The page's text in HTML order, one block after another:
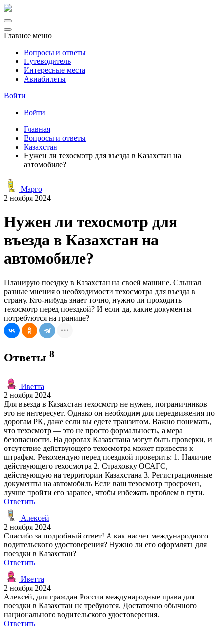
Главное меню
Вопросы и ответы
Путеводитель
Интересные места
Авиабилеты
Войти
Войти
Главная
Вопросы и ответы
Казахстан
Нужен ли техосмотр для въезда в Казахстан на
автомобиле?
Марго
2 ноября 2024
Нужен ли техосмотр для
въезда в Казахстан на
автомобиле?
Планирую поездку в Казахстан на своей машине. Слышал
разные мнения о необходимости техосмотра для въезда в
страну. Кто-нибудь знает точно, нужно ли проходить
техосмотр перед поездкой? И если да, какие документы
потребуются на границе?
Ответы 8
Иветта
2 ноября 2024
Для въезда в Казахстан техосмотр не нужен, пограничников
это не интересует. Однако он необходим для передвижения по
дорогам РК, даже если вы едете транзитом. Важно понимать,
что техосмотр — это не просто формальность, а мера
безопасности. На дорогах Казахстана могут быть проверки, и
отсутствие действующего техосмотра может привести к
штрафам. Рекомендую перед поездкой проверить: 1. Наличие
действующего техосмотра 2. Страховку ОСАГО,
действующую на территории Казахстана 3. Регистрационные
документы на автомобиль Если ваш техосмотр просрочен,
лучше пройти его заранее, чтобы избежать проблем в пути.
Ответить
Алексей
2 ноября 2024
Спасибо за подробный ответ! А как насчет международного
водительского удостоверения? Нужно ли его оформлять для
поездки в Казахстан?
Ответить
Иветта
2 ноября 2024
Алексей, для граждан России международные права для
поездки в Казахстан не требуются. Достаточно обычного
национального водительского удостоверения.
Ответить